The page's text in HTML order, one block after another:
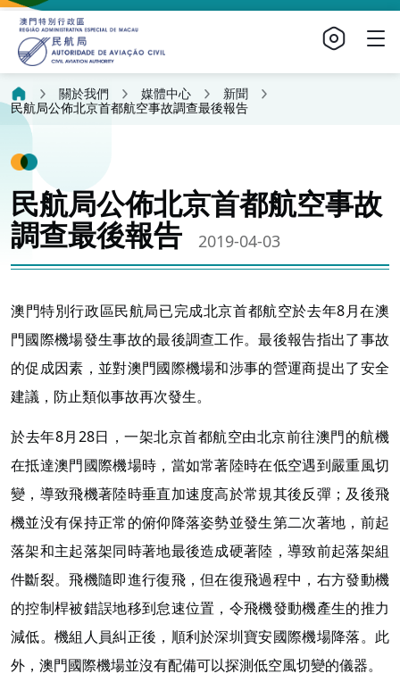
關於我們 媒體中心
新聞
民航局公佈北京首都航空事故調查最後報告
民航局公佈北京首都航空事故
調查最後報告
2019-04-03
澳門特別行政區民航局已完成北京首都航空於去年8月在澳
門國際機場發生事故的最後調查工作。最後報告指出了事故
的促成因素，並對澳門國際機場和涉事的營運商提出了安全
建議，防止類似事故再次發生。
於去年8月28日，一架北京首都航空由北京前往澳門的航機
在抵達澳門國際機場時，當如常著陸時在低空遇到嚴重風切
變，導致飛機著陸時垂直加速度高於常規其後反彈；及後飛
機並没有保持正常的俯仰降落姿勢並發生第二次著地，前起
落架和主起落架同時著地最後造成硬著陸，導致前起落架組
件斷裂。飛機隨即進行復飛，但在復飛過程中，右方發動機
的控制桿被錯誤地移到怠速位置，令飛機發動機產生的推力
減低。機組人員糾正後，順利於深圳寶安國際機場降落。此
外，澳門國際機場並沒有配備可以探測低空風切變的儀器。